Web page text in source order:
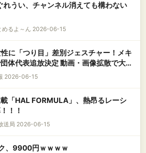
れうい、チャンネル消えても構わない
めるよ～ん 2026-06-15
性に「つり目」差別ジェスチャー！メキ
体代表追放決定 動画・画像拡散で大
2026-06-15
「HAL FORMULA」、熱昂るレーシ
！！
送局 2026-06-15
、9900円ｗｗｗｗ